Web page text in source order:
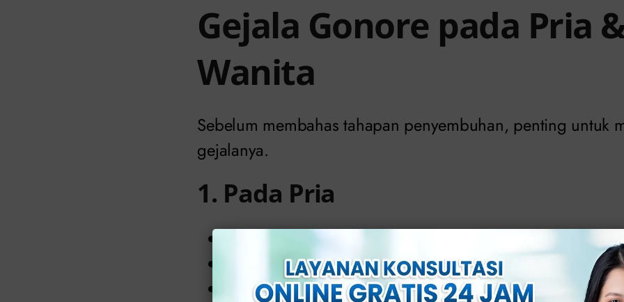
Gejala Gonore pada Pria
Wanita
Sebelum membahas tahapan penyembuhan, penting untuk
gejalanya.
1. Pada Pria
Keluar cairan berwarna putih, kuning, atau kehijauan
Nyeri atau perih saat kencing.
Nyeri atau bengkak pada testis.